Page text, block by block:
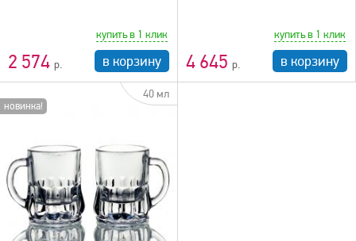
2 574
купить в 1 клик
в корзину 4 645
купить в 1 клик
в корзину
новинка!
40 мл